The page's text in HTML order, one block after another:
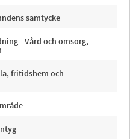
samtycke
- Vård och omsorg,
fritidshem och